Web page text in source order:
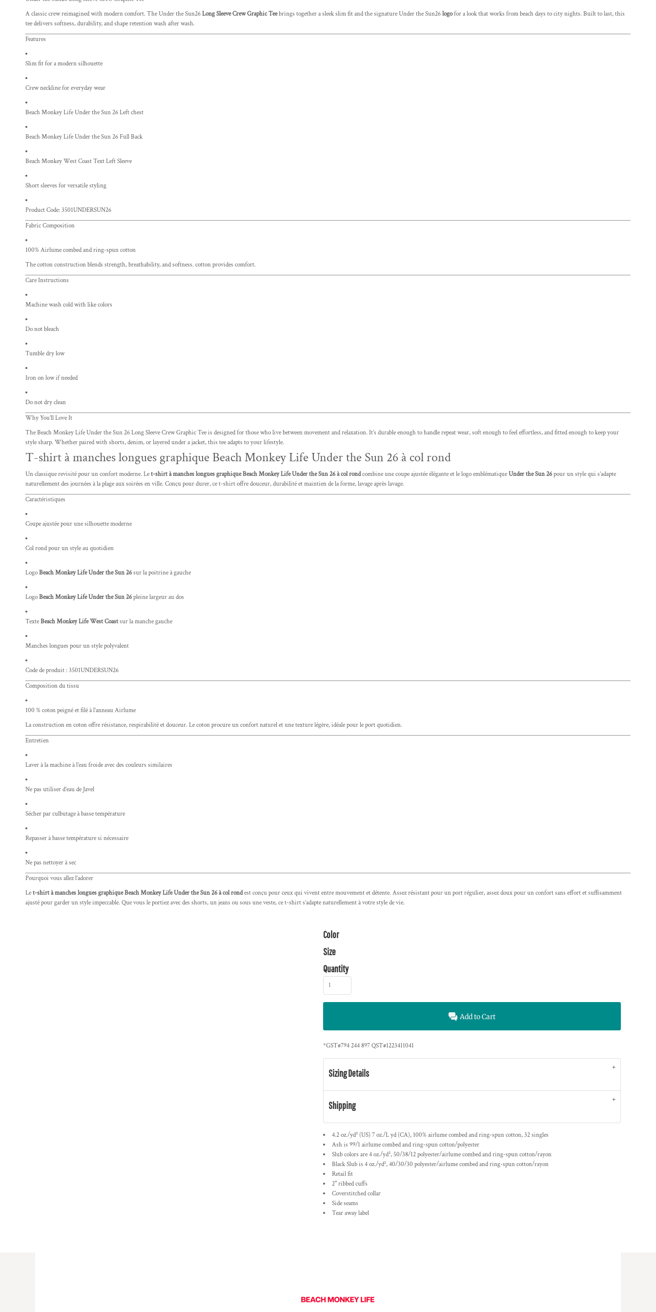
A classic crew reimagined with modern comfort. The Under the Sun26Long Sleeve Crew Graphic Teebrings together a sleek slim fit and the signature Under the Sun26logofor a look that works from beach days to city nights. Built to last, this
tee delivers softness, durability, and shape retention wash after wash.
Features
Slim fit for a modern silhouette
Crew neckline for everyday wear
Beach Monkey Life Under the Sun 26 Left chest
Beach Monkey Life Under the Sun 26 Full Back
Beach Monkey West Coast Text Left Sleeve
Short sleeves for versatile styling
Product Code: 3501UNDERSUN26
Fabric Composition
100% Airlume combed and ring-spun cotton
The cotton construction blends strength, breathability, and softness. cotton provides comfort.
Care Instructions
Machine wash cold with like colors
Do not bleach
Tumble dry low
Iron on low if needed
Do not dry clean
Why You’ll Love It
The Beach Monkey Life Under the Sun 26 Long Sleeve Crew Graphic Tee is designed for those who live between movement and relaxation. It’s durable enough to handle repeat wear, soft enough to feel effortless, and fitted enough to keep your
style sharp. Whether paired with shorts, denim, or layered under a jacket, this tee adapts to your lifestyle.
T-shirt à manches longues graphique Beach Monkey Life Under the Sun 26 à col rond
Un classique revisité pour un confort moderne. Let-shirt à manches longues graphique Beach Monkey Life Under the Sun 26 à col rondcombine une coupe ajustée élégante et le logo emblématiqueUnder the Sun 26pour un style qui s’adapte
naturellement des journées à la plage aux soirées en ville. Conçu pour durer, ce t-shirt offre douceur, durabilité et maintien de la forme, lavage après lavage.
Caractéristiques
Coupe ajustée pour une silhouette moderne
Col rond pour un style au quotidien
LogoBeach Monkey Life Under the Sun 26sur la poitrine à gauche
LogoBeach Monkey Life Under the Sun 26pleine largeur au dos
TexteBeach Monkey Life West Coastsur la manche gauche
Manches longues pour un style polyvalent
Code de produit : 3501UNDERSUN26
Composition du tissu
100 % coton peigné et filé à l’anneau Airlume
La construction en coton offre résistance, respirabilité et douceur. Le coton procure un confort naturel et une texture légère, idéale pour le port quotidien.
Entretien
Laver à la machine à l’eau froide avec des couleurs similaires
Ne pas utiliser d’eau de Javel
Sécher par culbutage à basse température
Repasser à basse température si nécessaire
Ne pas nettoyer à sec
Pourquoi vous allez l’adorer
Let-shirt à manches longues graphique Beach Monkey Life Under the Sun 26 à col rondest conçu pour ceux qui vivent entre mouvement et détente. Assez résistant pour un port régulier, assez doux pour un confort sans effort et suffisamment
ajusté pour garder un style impeccable. Que vous le portiez avec des shorts, un jeans ou sous une veste, ce t-shirt s’adapte naturellement à votre style de vie.
Color
Size
Quantity
Add to Cart
*GST#794 244 897 QST#1223411041
Sizing Details
Shipping
4.2 oz./yd² (US) 7 oz./L yd (CA), 100% airlumecombed and ring-spun cotton, 32 singles
Ash is 99/1 airlume combed and ring-spun cotton/polyester
Slub colors are 4 oz./yd², 50/38/12 polyester/airlume combed and ring-spun cotton/rayon
Black Slub is 4 oz./yd², 40/30/30 polyester/airlume combed and ring-spun cotton/rayon
Retail fit
2" ribbed cuffs
Coverstitched collar
Side seams
Tear away label